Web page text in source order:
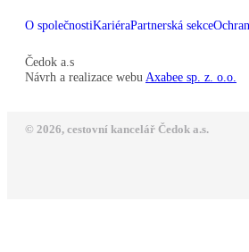
O společnostiKariéraPartnerská sekce
Čedok a.s
Návrh a realizace webu Axabee sp. z. o.o.
© 2026, cestovní kancelář Čedok a.s.